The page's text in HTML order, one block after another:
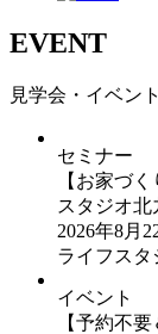
EVENT
見学会・イベン
セミナー
【お家づ
スタジオ北
2026年8月
ライフス
イベント
【予約不